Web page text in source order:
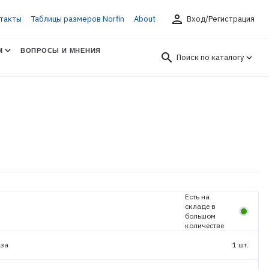
Таблицы размеров Norfin About person Вход/Регистрация
ВОПРОСЫ И МНЕНИЯ search Поиск по каталогу
Есть на
складе в
большом
количестве
1 шт.